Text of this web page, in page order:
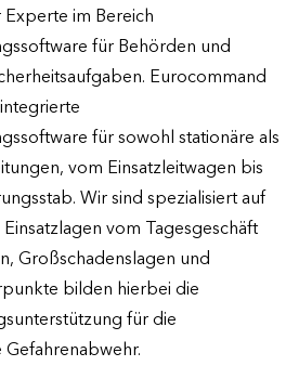
im Bereich
für Behörden und
Eurocommand
für sowohl stationäre als
vom Einsatzleitwagen bis
Wir sind spezialisiert auf
vom Tagesgeschäft
Großschadenslagen und
bilden hierbei die
für die